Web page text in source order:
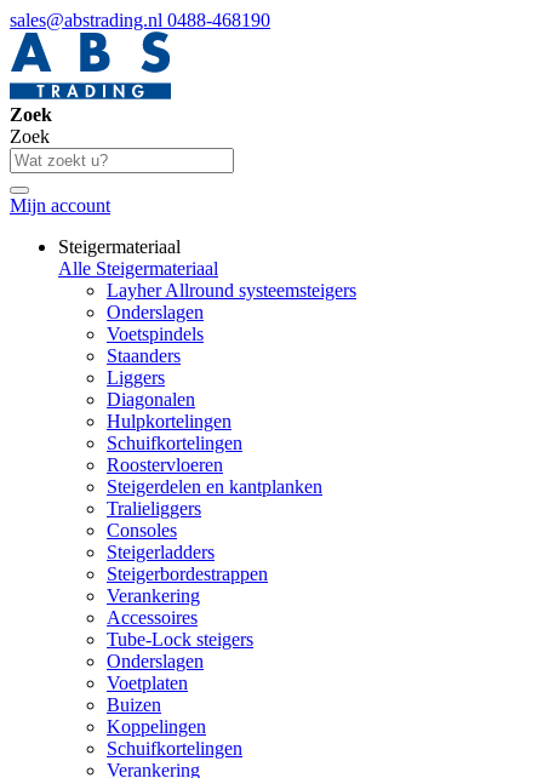
sales@abstrading.nl 0488-468190
Zoek
Zoek
Mijn account
Steigermateriaal
Alle Steigermateriaal
Layher Allround systeemsteigers
Onderslagen
Voetspindels
Staanders
Liggers
Diagonalen
Hulpkortelingen
Schuifkortelingen
Roostervloeren
Steigerdelen en kantplanken
Tralieliggers
Consoles
Steigerladders
Steigerbordestrappen
Verankering
Accessoires
Tube-Lock steigers
Onderslagen
Voetplaten
Buizen
Koppelingen
Schuifkortelingen
Verankering